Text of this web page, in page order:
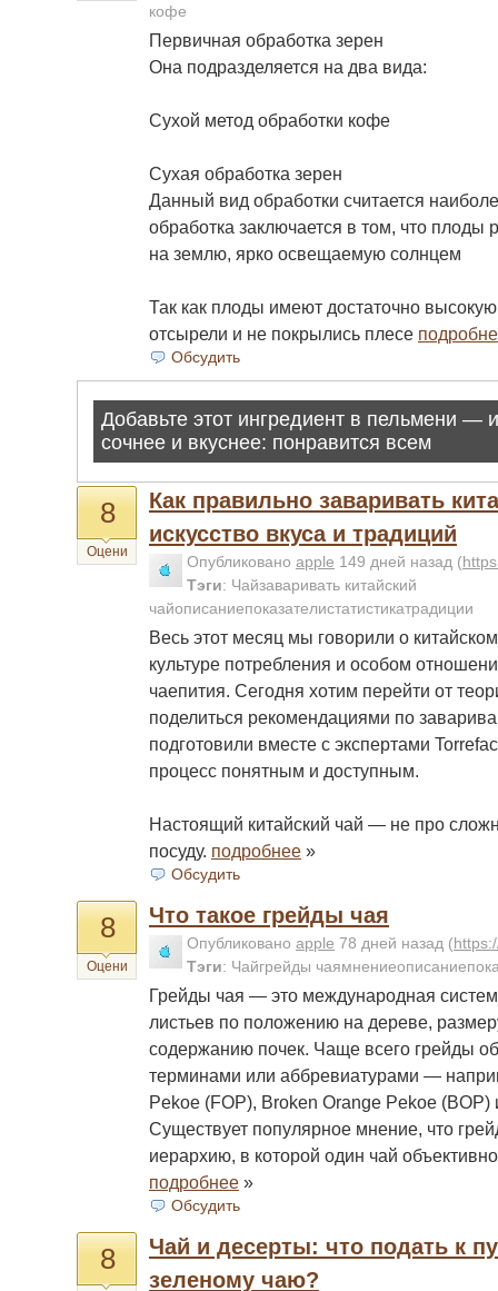
кофе
Первичная обработка зерен
Она подразделяется на два вида:
Сухой метод обработки кофе
Сухая обработка зерен
Данный вид обработки считается
обработка заключается в том, что плоды
на землю, ярко освещаемую солнцем
Так как плоды имеют достаточно
отсырели и не покрылись плесе
Обсудить
8
Оцени
Как правильно заваривать
искусcтво вкуса и традиций
Опубликовано apple 149 дней назад (
Тэги: Чайзаваривать китайский
чайописаниепоказателистатистикатрадиции
Весь этот месяц мы говорили о
культуре потребления и особом
чаепития. Сегодня хотим перейти от
поделиться рекомендациями по
подготовили вместе с экспертами
процесс понятным и доступным.
Настоящий китайский чай — не про
посуду. подробнее »
Обсудить
8
Оцени
Что такое грейды чая
Опубликовано apple 78 дней назад (
Тэги: Чайгрейды
Грейды чая — это международная
листьев по положению на дереве,
содержанию почек. Чаще всего грейды
терминами или аббревиатурами —
Pekoe (FOP), Broken Orange Pekoe (BOP)
Существует популярное мнение, что
иерархию, в которой один чай
подробнее »
Обсудить
8
Чай и десерты: что подать к
зеленому чаю?